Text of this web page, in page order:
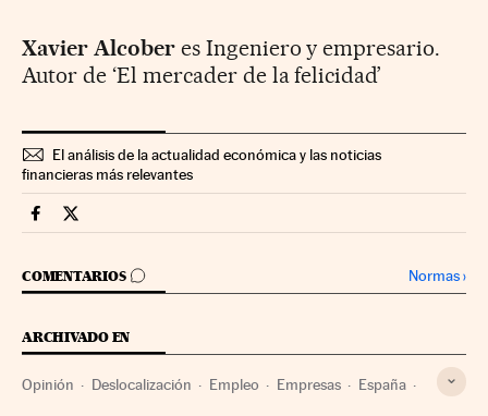
Xavier Alcoberes Ingeniero y empresario.
Autor de ‘El mercader de la felicidad’
El análisis de la actualidad económica y las noticias
financieras más relevantes
Economia Cinco Días en Facebook
Economia Cinco Días en Twitter
COMENTARIOS
IR A LOS COMENTARIOS Normas›
ARCHIVADO EN
Opinión Deslocalización Empleo Empresas España